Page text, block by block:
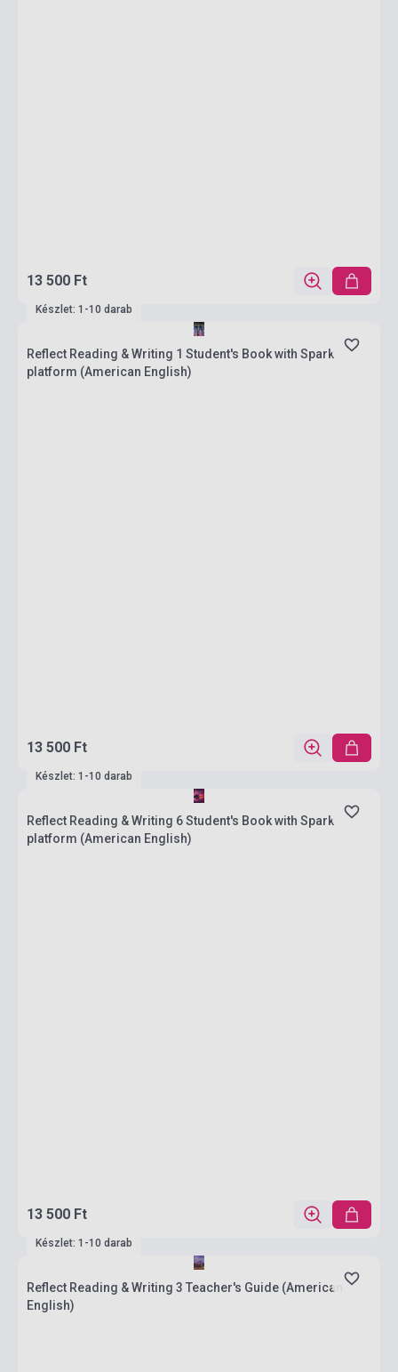
13 500 Ft
Készlet: 1-10 darab
Reflect Reading & Writing 1 Student's Book with Spark
platform (American English)
13 500 Ft
Készlet: 1-10 darab
Reflect Reading & Writing 6 Student's Book with Spark
platform (American English)
13 500 Ft
Készlet: 1-10 darab
Reflect Reading & Writing 3 Teacher's Guide (American
English)